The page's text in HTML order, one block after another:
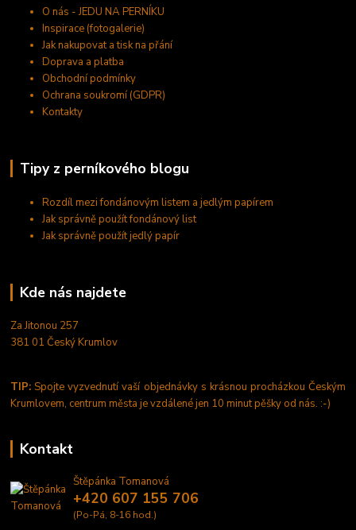
O nás - JEDU NA PERNÍKU
Inspirace (fotogalerie)
Jak nakupovat a tisk na přání
Doprava a platba
Obchodní podmínky
Ochrana soukromí (GDPR)
Kontakty
Tipy z perníkového blogu
Rozdíl mezi fondánovým listem a jedlým papírem
Jak správně použít fondánový list
Jak správně použít jedlý papír
Kde nás najdete
Za Jitonou 257
381 01 Český Krumlov
TIP: Spojte vyzvednutí vaší objednávky s krásnou procházkou Českým
Krumlovem, centrum města je vzdálené jen 10 minut pěšky od nás. :-)
Kontakt
Štěpánka Tomanová
+420 607 155 706
(Po-Pá, 8-16 hod.)